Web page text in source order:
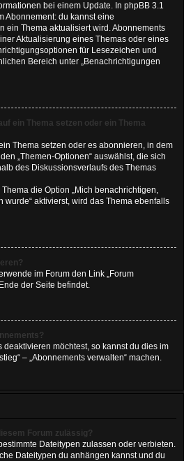
bei einem Update. In phpBB 3.1
Abonnement: du kannst eine
ein Thema aktualisiert wird. Abonnements
Aktualisierung eines Themas oder eines
für Lesezeichen und
Bereich unter „Benachrichtigungen
ein Thema setzen oder ein Thema
Thema setzen oder es abonnieren, in dem
„Themen-Optionen“ auswählst, die sich
des Diskussionsverlaufs des Themas
die Option „Mich benachrichtigen,
wurde“ aktivierst, wird das Thema ebenfalls
im Forum den Link „Forum
der Seite befindet.
möchtest, so kannst du dies im
– „Abonnements verwalten“ machen.
Forum zulässig?
Dateitypen zulassen oder verbieten.
Dateitypen du anhängen kannst und du